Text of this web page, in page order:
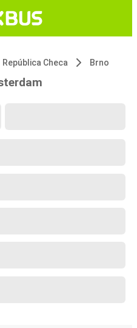
República Checa Brno